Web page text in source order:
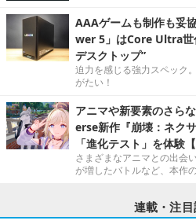
AAAゲームも制作も妥
wer 5」はCore Ultra世
デスクトップ”
迫力を感じる強力スペック
がたい！
アニマや新要素のさら
erse新作『崩壊：ネク
「進化テスト」を体験
さまざまなアニマとの出会
が増したバトルなど、本作
連載・注目